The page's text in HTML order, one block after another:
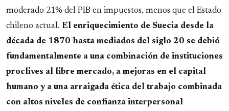
moderado 21% del PIB en impuestos, menos que el Estado
chileno actual. El enriquecimiento de Suecia desde la
década de 1870 hasta mediados del siglo 20 se debió
fundamentalmente a una combinación de instituciones
proclives al libre mercado, a mejoras en el capital
humano y a una arraigada ética del trabajo combinada
con altos niveles de confianza interpersonal